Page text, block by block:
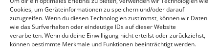
Cookies, um Geräteinformationen zu speichern und/oder darauf
zuzugreifen. Wenn du diesen Technologien zustimmst, können wir Daten
wie das Surfverhalten oder eindeutige IDs auf dieser Website
verarbeiten. Wenn du deine Einwilligung nicht erteilst oder zurückziehst,
können bestimmte Merkmale und Funktionen beeinträchtigt werden.